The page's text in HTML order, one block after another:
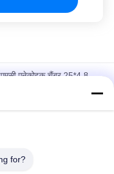
एनेकोइक चैंबर 25*4.8
3 चरण लाइन फ़िल्टर डीसी
for?